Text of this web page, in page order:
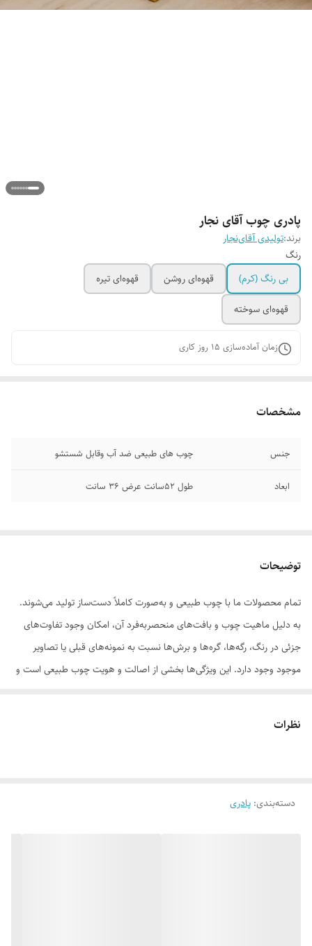
پادری چوب آقای نجار
برند:تولیدی آقای‌نجار
رنگ
بی رنگ (کرم)
قهوه‌ای روشن
قهوه‌ای تیره
قهوه‌ای سوخته
زمان آماده‌سازی 15 روز کاری
مشخصات
جنس چوب های طبیعی ضد آب وقابل شستشو
ابعاد طول 52سانت عرض 36 سانت
توضیحات
تمام محصولات ما با چوب طبیعی و به‌صورت کاملاً دست‌ساز تولید می‌شوند.
به دلیل ماهیت چوب و بافت‌های منحصر‌به‌فرد آن، امکان وجود تفاوت‌های
جزئی در رنگ، رگه‌ها، گره‌ها و برش‌ها نسبت به نمونه‌های قبلی یا تصاویر
موجود وجود دارد. این ویژگی‌ها بخشی از اصالت و هویت چوب طبیعی است و
سفارش به‌منزله‌ی پذیرش این موارد و آگاهی از ویژگی‌های طبیعی چوب هست
نظرات
دسته‌بندی: پادری